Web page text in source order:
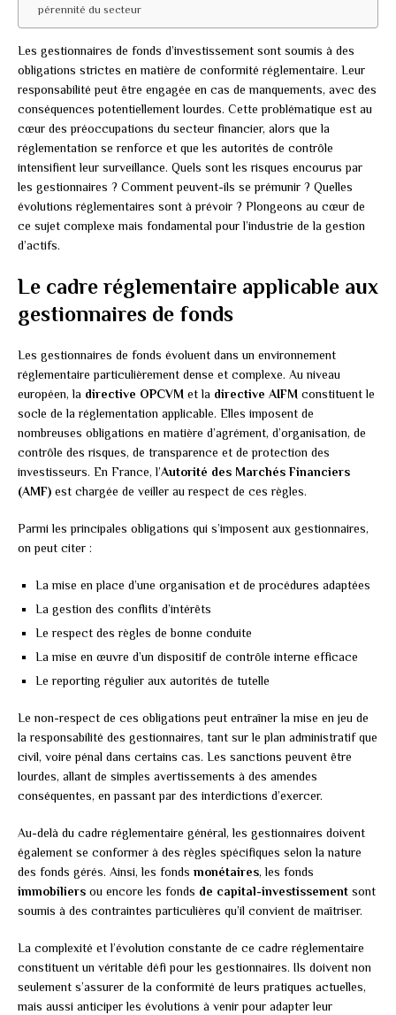
pérennité du secteur
Les gestionnaires de fonds d’investissement sont soumis à des
obligations strictes en matière de conformité réglementaire. Leur
responsabilité peut être engagée en cas de manquements, avec des
conséquences potentiellement lourdes. Cette problématique est au
cœur des préoccupations du secteur financier, alors que la
réglementation se renforce et que les autorités de contrôle
intensifient leur surveillance. Quels sont les risques encourus par
les gestionnaires ? Comment peuvent-ils se prémunir ? Quelles
évolutions réglementaires sont à prévoir ? Plongeons au cœur de
ce sujet complexe mais fondamental pour l’industrie de la gestion
d’actifs.
Le cadre réglementaire applicable aux
gestionnaires de fonds
Les gestionnaires de fonds évoluent dans un environnement
réglementaire particulièrement dense et complexe. Au niveau
européen, la directive OPCVM et la directive AIFM constituent le
socle de la réglementation applicable. Elles imposent de
nombreuses obligations en matière d’agrément, d’organisation, de
contrôle des risques, de transparence et de protection des
investisseurs. En France, l’Autorité des Marchés Financiers
(AMF) est chargée de veiller au respect de ces règles.
Parmi les principales obligations qui s’imposent aux gestionnaires,
on peut citer :
La mise en place d’une organisation et de procédures adaptées
La gestion des conflits d’intérêts
Le respect des règles de bonne conduite
La mise en œuvre d’un dispositif de contrôle interne efficace
Le reporting régulier aux autorités de tutelle
Le non-respect de ces obligations peut entraîner la mise en jeu de
la responsabilité des gestionnaires, tant sur le plan administratif que
civil, voire pénal dans certains cas. Les sanctions peuvent être
lourdes, allant de simples avertissements à des amendes
conséquentes, en passant par des interdictions d’exercer.
Au-delà du cadre réglementaire général, les gestionnaires doivent
également se conformer à des règles spécifiques selon la nature
des fonds gérés. Ainsi, les fonds monétaires, les fonds
immobiliers ou encore les fonds de capital-investissement sont
soumis à des contraintes particulières qu’il convient de maîtriser.
La complexité et l’évolution constante de ce cadre réglementaire
constituent un véritable défi pour les gestionnaires. Ils doivent non
seulement s’assurer de la conformité de leurs pratiques actuelles,
mais aussi anticiper les évolutions à venir pour adapter leur